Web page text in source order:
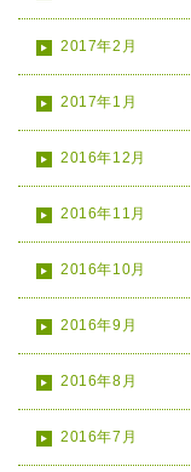
2017年2月
2017年1月
2016年12月
2016年11月
2016年10月
2016年9月
2016年8月
2016年7月